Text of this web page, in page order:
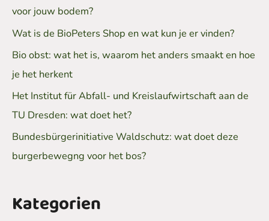
voor jouw bodem?
Wat is de BioPeters Shop en wat kun je er vinden?
Bio obst: wat het is, waarom het anders smaakt en hoe
je het herkent
Het Institut für Abfall- und Kreislaufwirtschaft aan de
TU Dresden: wat doet het?
Bundesbürgerinitiative Waldschutz: wat doet deze
burgerbewegng voor het bos?
Kategorien